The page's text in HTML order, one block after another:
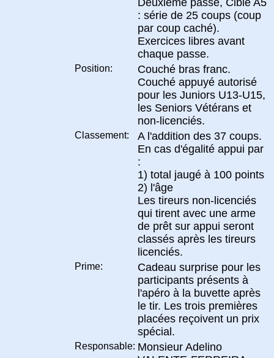
: série de 25 coups (coup
par coup caché).
Exercices libres avant
chaque passe.
Position:
Couché bras franc.
Couché appuyé autorisé
pour les Juniors U13-U15,
les Seniors Vétérans et
non-licenciés.
Classement:
A l'addition des 37 coups.
En cas d'égalité appui par
:
1) total jaugé à 100 points
2) l'âge
Les tireurs non-licenciés
qui tirent avec une arme
de prêt sur appui seront
classés après les tireurs
licenciés.
Prime:
Cadeau surprise pour les
participants présents à
l'apéro à la buvette après
le tir. Les trois premières
placées reçoivent un prix
spécial.
Responsable: Monsieur Adelino